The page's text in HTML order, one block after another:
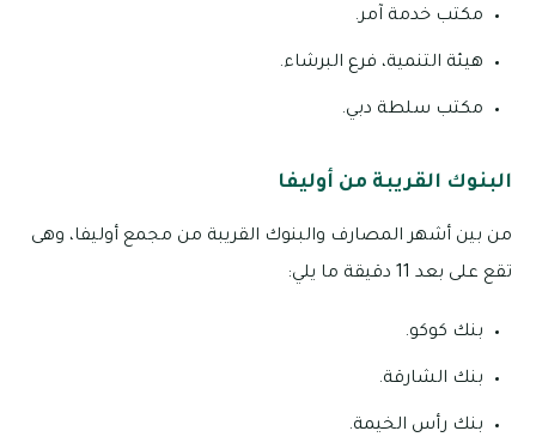
مكتب خدمة آمر.
هيئة التنمية، فرع البرشاء.
مكتب سلطة دبي.
البنوك القريبة من أوليفا
من بين أشهر المصارف والبنوك القريبة من مجمع أوليفا، وهى
تقع على بعد 11 دقيقة ما يلي:
بنك كوكو.
بنك الشارقة.
بنك رأس الخيمة.